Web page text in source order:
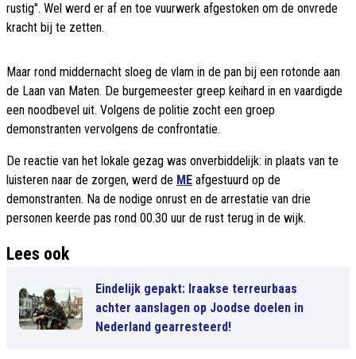
rustig". Wel werd er af en toe vuurwerk afgestoken om de onvrede
kracht bij te zetten.
Maar rond middernacht sloeg de vlam in de pan bij een rotonde aan
de Laan van Maten. De burgemeester greep keihard in en vaardigde
een noodbevel uit. Volgens de politie zocht een groep
demonstranten vervolgens de confrontatie.
De reactie van het lokale gezag was onverbiddelijk: in plaats van te
luisteren naar de zorgen, werd de ME afgestuurd op de
demonstranten. Na de nodige onrust en de arrestatie van drie
personen keerde pas rond 00.30 uur de rust terug in de wijk.
Lees ook
Eindelijk gepakt: Iraakse terreurbaas
achter aanslagen op Joodse doelen in
Nederland gearresteerd!